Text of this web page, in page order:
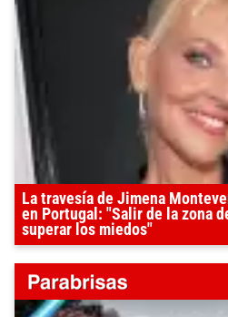
La travesía de Jimena
en Portugal: "Salir de la zona
superar los miedos"